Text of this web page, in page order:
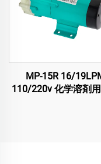
MP-15R 16/
110/220v 化学溶剤用